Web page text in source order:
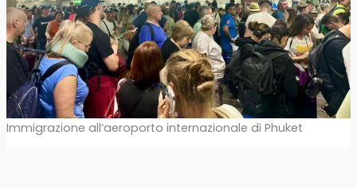
Immigrazione all’aeroporto internazionale di Phuket